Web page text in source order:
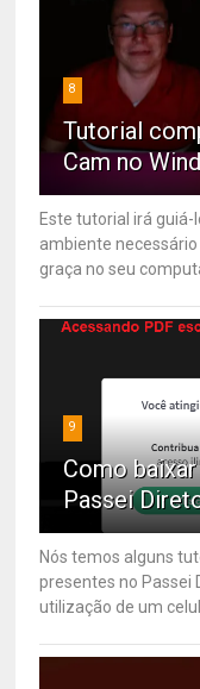
8
Tutorial
Cam no
Este tutorial irá
ambiente
graça no seu
9
Como
Passei
Nós temos alguns
presentes no Passei
utilização de um